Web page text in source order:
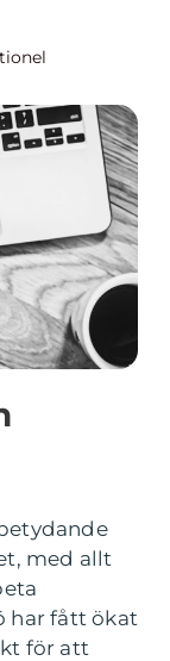
med allt
har fått ökat
för att